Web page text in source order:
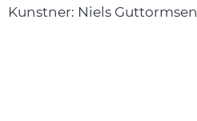
Kunstner: Niels Guttormsen